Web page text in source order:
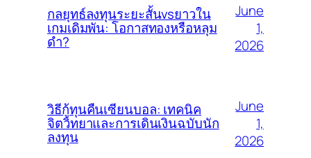
กลยุทธ์ลงทุนระยะสั้นvsยาวใน
เกมเดิมพัน: โอกาสทองหรือหลุม
ดำ?
June
1,
2026
วิธีกู้ทุนคืนเซียนบอล: เทคนิค
จิตวิทยาและการเดินเงินฉบับนัก
ลงทุน
June
1,
2026